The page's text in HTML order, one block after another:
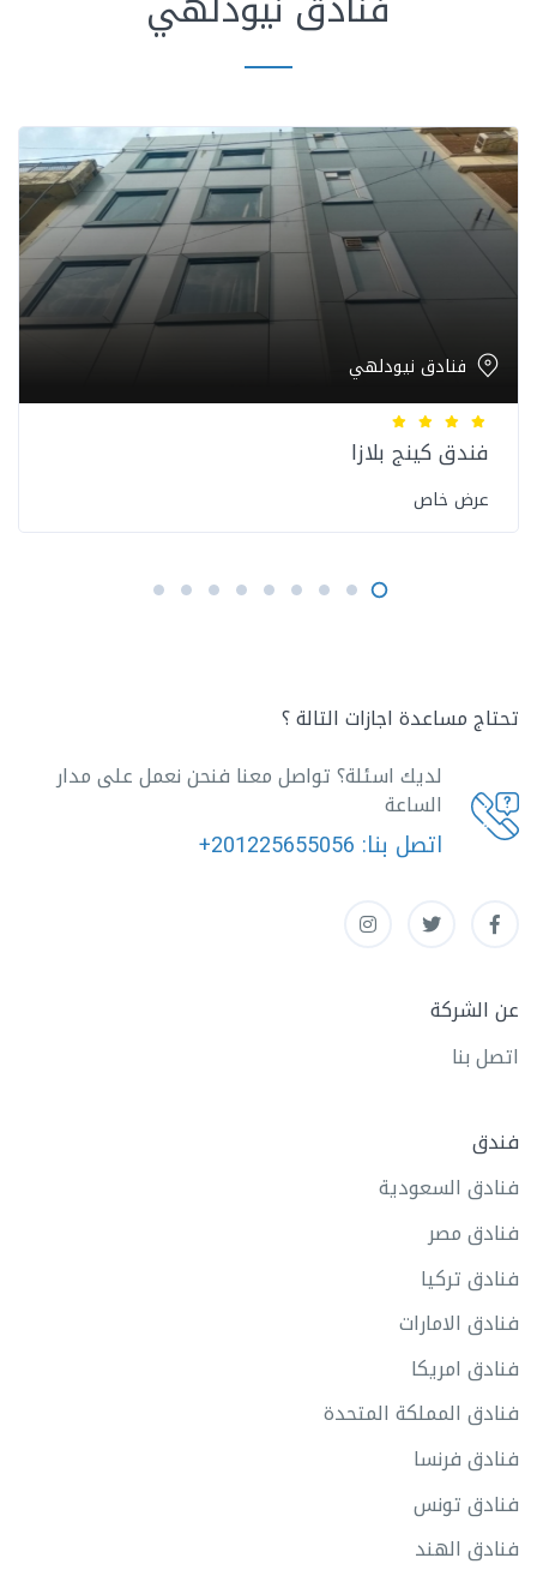
فنادق نيودلهي
فندق كينج بلازا
عرض خاص
تحتاج مساعدة اجازات التالة ؟
لديك اسئلة؟ تواصل معنا فنحن نعمل على مدار
الساعة
اتصل بنا: +201225655056
عن الشركة
اتصل بنا
فندق
فنادق السعودية
فنادق مصر
فنادق تركيا
فنادق الامارات
فنادق امريكا
فنادق المملكة المتحدة
فنادق فرنسا
فنادق تونس
فنادق الهند